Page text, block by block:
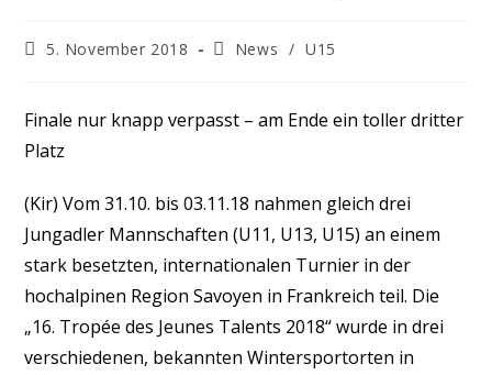
5. November 2018 News / U15
Finale nur knapp verpasst – am Ende ein toller dritter
Platz
(Kir) Vom 31.10. bis 03.11.18 nahmen gleich drei
Jungadler Mannschaften (U11, U13, U15) an einem
stark besetzten, internationalen Turnier in der
hochalpinen Region Savoyen in Frankreich teil. Die
„16. Tropée des Jeunes Talents 2018“ wurde in drei
verschiedenen, bekannten Wintersportorten in